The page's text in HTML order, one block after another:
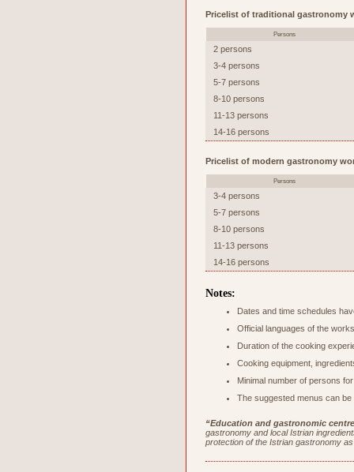
Pricelist of traditional gastronomy
Persons
2 persons
3-4 persons
5-7 persons
8-10 persons
11-13 persons
14-16 persons
Pricelist of modern gastronomy
Persons
3-4 persons
5-7 persons
8-10 persons
11-13 persons
14-16 persons
Notes:
Dates and time schedules
Official languages of the
Duration of the cooking
Cooking equipment,
Minimal number of persons
The suggested menus can
“Education and gastronomic
gastronomy and local Istrian
protection of the Istrian gastronomy